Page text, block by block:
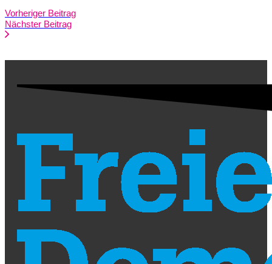
Vorheriger Beitrag
Nächster Beitrag